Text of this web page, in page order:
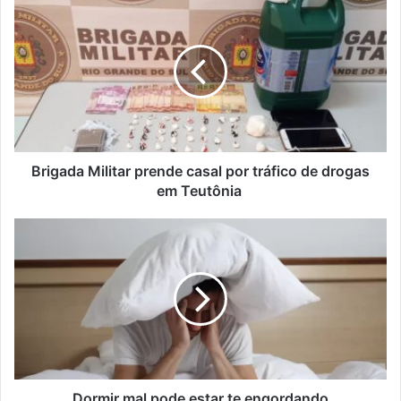
Militar
prende
casal
por
tráfico
de
drogas
em
Teutônia
Brigada Militar prende casal por tráfico de drogas
em Teutônia
pode
estar